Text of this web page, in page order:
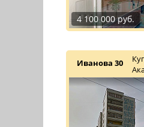
4 100 000 руб.
Иванова 30